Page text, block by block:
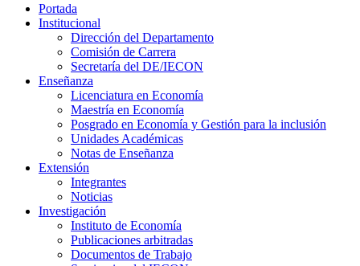
Portada
Institucional
Dirección del Departamento
Comisión de Carrera
Secretaría del DE/IECON
Enseñanza
Licenciatura en Economía
Maestría en Economía
Posgrado en Economía y Gestión para la inclusión
Unidades Académicas
Notas de Enseñanza
Extensión
Integrantes
Noticias
Investigación
Instituto de Economía
Publicaciones arbitradas
Documentos de Trabajo